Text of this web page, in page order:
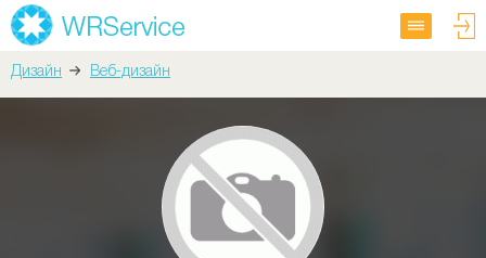
Дизайн Веб-дизайн